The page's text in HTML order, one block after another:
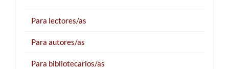
Para lectores/as
Para autores/as
Para bibliotecarios/as